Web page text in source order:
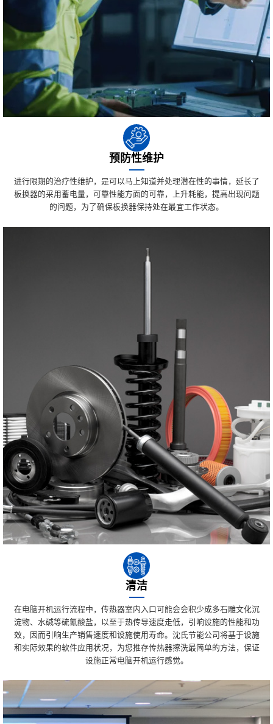
预防性维护
进行限期的治疗性维护，是可以马上知道并处理潜在性的事情，延长了
板换器的采用蓄电量，可靠性能方面的可靠，上升耗能，提高出现问题
的问题，为了确保板换器保持处在最宜工作状态。
清洁
在电脑开机运行流程中，传热器室内入口可能会会积少成多石雕文化沉
淀物、水碱等硫氰酸盐，以至于热传导速度走低，引响设施的性能和功
效，因而引响生产销售速度和设施使用寿命。沈氏节能公司将基于设施
和实际效果的软件应用状况，为您推存传热器擦洗最简单的方法，保证
设施正常电脑开机运行感觉。